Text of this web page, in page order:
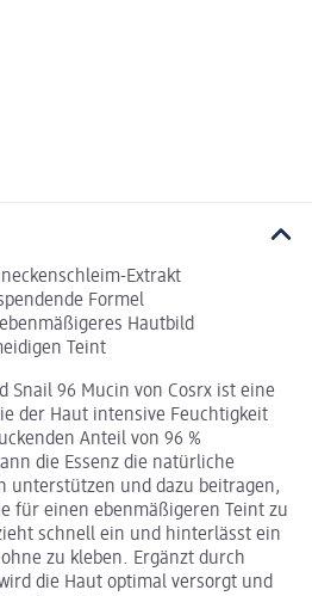
Extrakt
Formel
Hautbild
Teint
Snail 96 Mucin von Cosrx ist eine
der Haut intensive Feuchtigkeit
Anteil von 96 %
die Essenz die natürliche
unterstützen und dazu beitragen,
für einen ebenmäßigeren Teint zu
schnell ein und hinterlässt ein
zu kleben. Ergänzt durch
die Haut optimal versorgt und